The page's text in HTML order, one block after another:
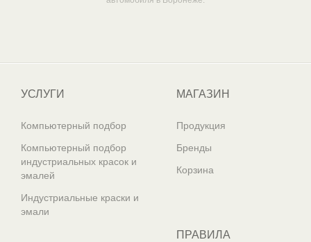
УСЛУГИ
Компьютерный подбор
Компьютерный подбор
индустриальных красок и
эмалей
Индустриальные краски и
эмали
МАГАЗИН
Продукция
Бренды
Корзина
ПРАВИЛА